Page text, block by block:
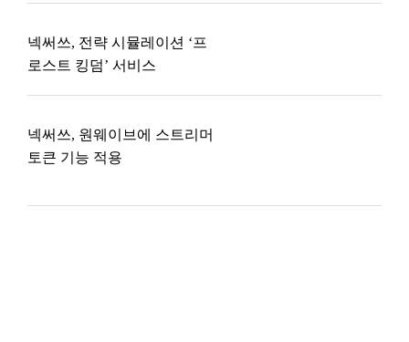
넥써쓰, 전략 시뮬레이션 ‘프
로스트 킹덤’ 서비스
넥써쓰, 원웨이브에 스트리머
토큰 기능 적용